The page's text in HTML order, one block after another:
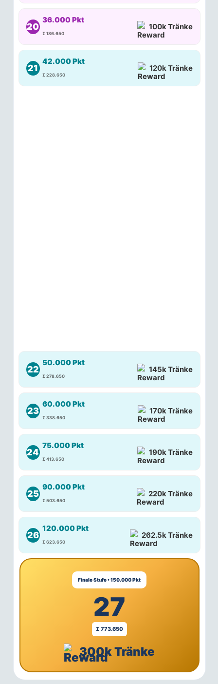
20
36.000 Pkt
Σ 186.650
100k Tränke
21
42.000 Pkt
Σ 228.650
120k Tränke
22
50.000 Pkt
Σ 278.650
145k Tränke
23
60.000 Pkt
Σ 338.650
170k Tränke
24
75.000 Pkt
Σ 413.650
190k Tränke
25
90.000 Pkt
Σ 503.650
220k Tränke
26
120.000 Pkt
Σ 623.650
262.5k Tränke
Finale Stufe • 150.000 Pkt
27
Σ 773.650
300k Tränke